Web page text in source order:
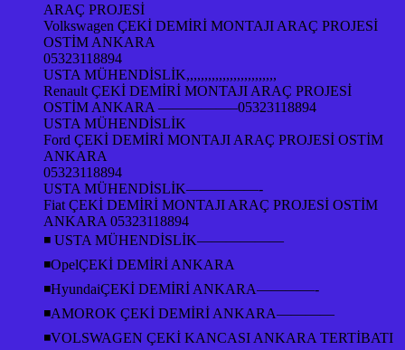
ARAÇ PROJESİ
Volkswagen ÇEKİ DEMİRİ MONTAJI ARAÇ PROJESİ
OSTİM ANKARA
05323118894
USTA MÜHENDİSLİK,,,,,,,,,,,,,,,,,,,,,,,,,
Renault ÇEKİ DEMİRİ MONTAJI ARAÇ PROJESİ
OSTİM ANKARA —————–05323118894
USTA MÜHENDİSLİK
Ford ÇEKİ DEMİRİ MONTAJI ARAÇ PROJESİ OSTİM
ANKARA
05323118894
USTA MÜHENDİSLİK—————-
Fiat ÇEKİ DEMİRİ MONTAJI ARAÇ PROJESİ OSTİM
ANKARA 05323118894
◾ USTA MÜHENDİSLİK——————
◾OpelÇEKİ DEMİRİ ANKARA
◾HyundaiÇEKİ DEMİRİ ANKARA————-
◾AMOROK ÇEKİ DEMİRİ ANKARA————
◾VOLSWAGEN ÇEKİ KANCASI ANKARA TERTİBATI